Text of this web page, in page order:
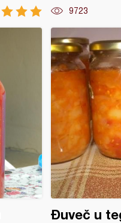
9723
Đuveč u